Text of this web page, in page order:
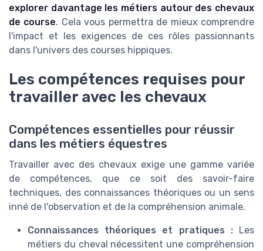
explorer davantage les métiers autour des chevaux
de course. Cela vous permettra de mieux comprendre
l'impact et les exigences de ces rôles passionnants
dans l'univers des courses hippiques.
Les compétences requises pour
travailler avec les chevaux
Compétences essentielles pour réussir
dans les métiers équestres
Travailler avec des chevaux exige une gamme variée
de compétences, que ce soit des savoir-faire
techniques, des connaissances théoriques ou un sens
inné de l'observation et de la compréhension animale.
Connaissances théoriques et pratiques :Les
métiers du cheval nécessitent une compréhension